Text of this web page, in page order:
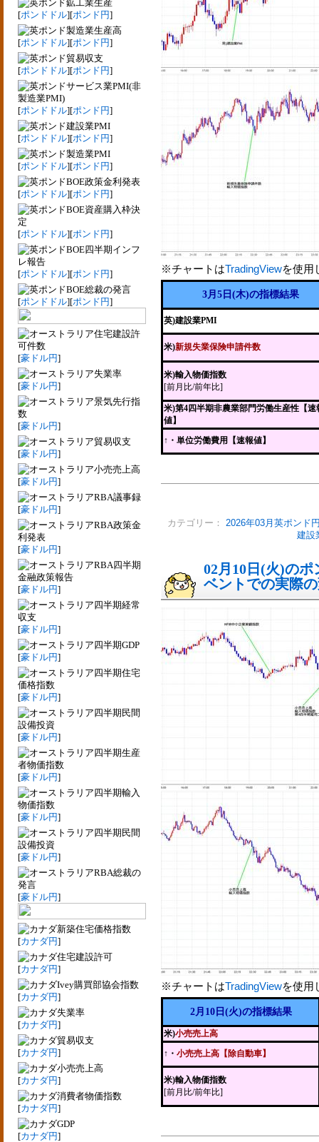
鉱工業生産
[ポンドドル][ポンド円]
製造業生産高
[ポンドドル][ポンド円]
貿易収支
[ポンドドル][ポンド円]
サービス業PMI(非
製造業PMI)
[ポンドドル][ポンド円]
建設業PMI
[ポンドドル][ポンド円]
製造業PMI
[ポンドドル][ポンド円]
BOE政策金利発表
[ポンドドル][ポンド円]
BOE資産購入枠決
定
[ポンドドル][ポンド円]
BOE四半期インフ
レ報告
[ポンドドル][ポンド円]
BOE総裁の発言
[ポンドドル][ポンド円]
住宅建設許
可件数
[豪ドル円]
失業率
[豪ドル円]
景気先行指
数
[豪ドル円]
貿易収支
[豪ドル円]
小売売上高
[豪ドル円]
RBA議事録
[豪ドル円]
RBA政策金
利発表
[豪ドル円]
RBA四半期
金融政策報告
[豪ドル円]
四半期経常
収支
[豪ドル円]
四半期GDP
[豪ドル円]
四半期住宅
価格指数
[豪ドル円]
四半期民間
設備投資
[豪ドル円]
四半期生産
者物価指数
[豪ドル円]
四半期輸入
物価指数
[豪ドル円]
四半期民間
設備投資
[豪ドル円]
RBA総裁の
発言
[豪ドル円]
新築住宅価格指数
[カナダ円]
住宅建設許可
[カナダ円]
Ivey購買部協会指数
[カナダ円]
失業率
[カナダ円]
貿易収支
[カナダ円]
小売売上高
[カナダ円]
消費者物価指数
[カナダ円]
GDP
[カナダ円]
※チャートはTradingViewを使用
3月5日(木)の指標結果
英)建設業PMI
米)新規失業保険申請件数
米)輸入物価指数
[前月比/前年比]
米)第4四半期非農業部門労働生産性【速
値】
↑・単位労働費用【速報値】
カテゴリー： 2026年03月英ポンド
建設
02月10日(火)の
ベントでの実際
※チャートはTradingViewを使用
2月10日(火)の指標結果
米)小売売上高
↑・ 小売売上高【除自動車】
米)輸入物価指数
[前月比/前年比]